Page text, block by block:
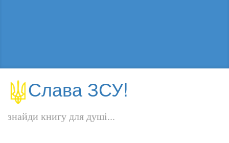
Слава ЗСУ!
знайди книгу для душі...